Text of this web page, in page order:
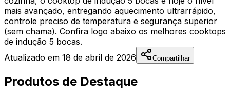
mais avançado, entregando aquecimento ultrarrápido,
controle preciso de temperatura e segurança superior
(sem chama). Confira logo abaixo os melhores cooktops
de indução 5 bocas.
Atualizado em 18 de abril de 2026 Compartilhar
Produtos de Destaque